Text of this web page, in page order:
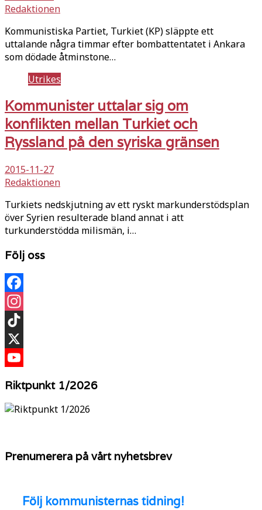
Redaktionen
Kommunistiska Partiet, Turkiet (KP) släppte ett
uttalande några timmar efter bombattentatet i Ankara
som dödade åtminstone…
Utrikes
Kommunister uttalar sig om
konflikten mellan Turkiet och
Ryssland på den syriska gränsen
2015-11-27
Redaktionen
Turkiets nedskjutning av ett ryskt markunderstödsplan
över Syrien resulterade bland annat i att
turkunderstödda milismän, i…
Följ oss
Facebook
Instagram
TikTok
X
Riktpunkt 1/2026
Prenumerera på vårt nyhetsbrev
Följ kommunisternas tidning!